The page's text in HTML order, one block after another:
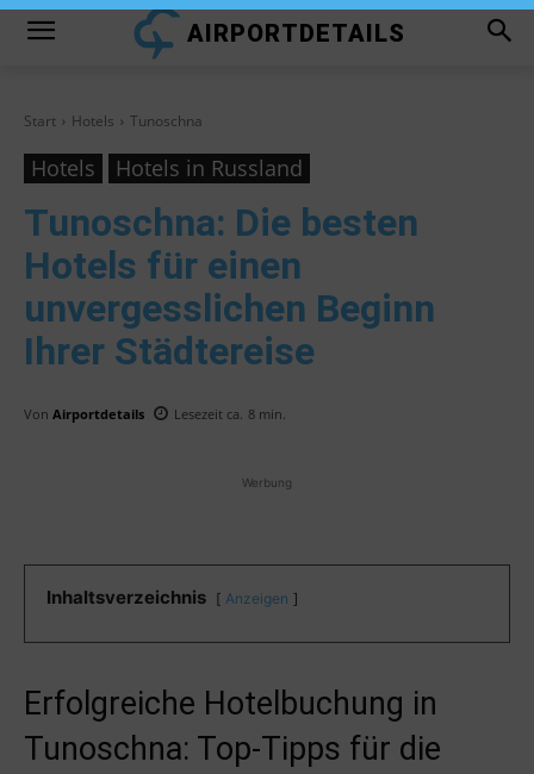
AIRPORTDETAILS
Start Hotels Tunoschna
Hotels Hotels in Russland
Tunoschna: Die besten
Hotels für einen
unvergesslichen Beginn
Ihrer Städtereise
Von Airportdetails Lesezeit ca. 8 min.
Werbung
Inhaltsverzeichnis Anzeigen
Erfolgreiche Hotelbuchung in
Tunoschna: Top-Tipps für die